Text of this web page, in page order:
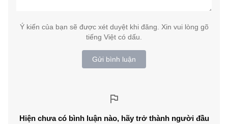
Ý kiến của bạn sẽ được xét duyệt khi đăng. Xin vui lòng gõ
tiếng Việt có dấu.
Gửi bình luận
Hiện chưa có bình luận nào, hãy trở thành người đầu